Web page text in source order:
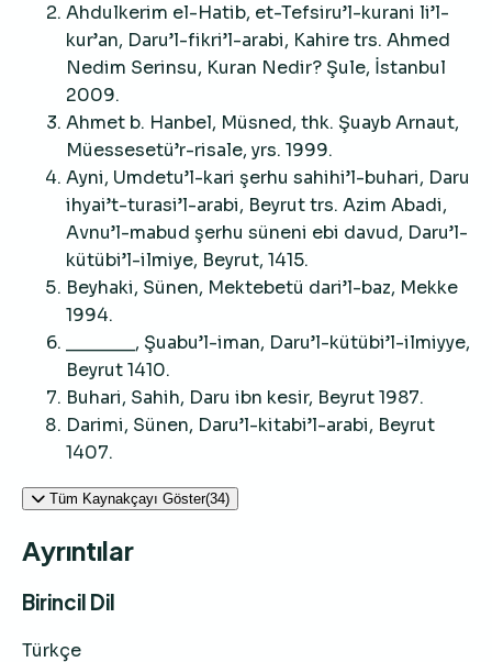
Ahdulkerim el-Hatib, et-Tefsiru’l-kurani li’l-
kur’an, Daru’l-fikri’l-arabi, Kahire trs. Ahmed
Nedim Serinsu, Kuran Nedir? Şule, İstanbul
2009.
Ahmet b. Hanbel, Müsned, thk. Şuayb Arnaut,
Müessesetü’r-risale, yrs. 1999.
Ayni, Umdetu’l-kari şerhu sahihi’l-buhari, Daru
ihyai’t-turasi’l-arabi, Beyrut trs. Azim Abadi,
Avnu’l-mabud şerhu süneni ebi davud, Daru’l-
kütübi’l-ilmiye, Beyrut, 1415.
Beyhaki, Sünen, Mektebetü dari’l-baz, Mekke
1994.
_______, Şuabu’l-iman, Daru’l-kütübi’l-ilmiyye,
Beyrut 1410.
Buhari, Sahih, Daru ibn kesir, Beyrut 1987.
Darimi, Sünen, Daru’l-kitabi’l-arabi, Beyrut
1407.
Tüm Kaynakçayı Göster(34)
Ayrıntılar
Birincil Dil
Türkçe